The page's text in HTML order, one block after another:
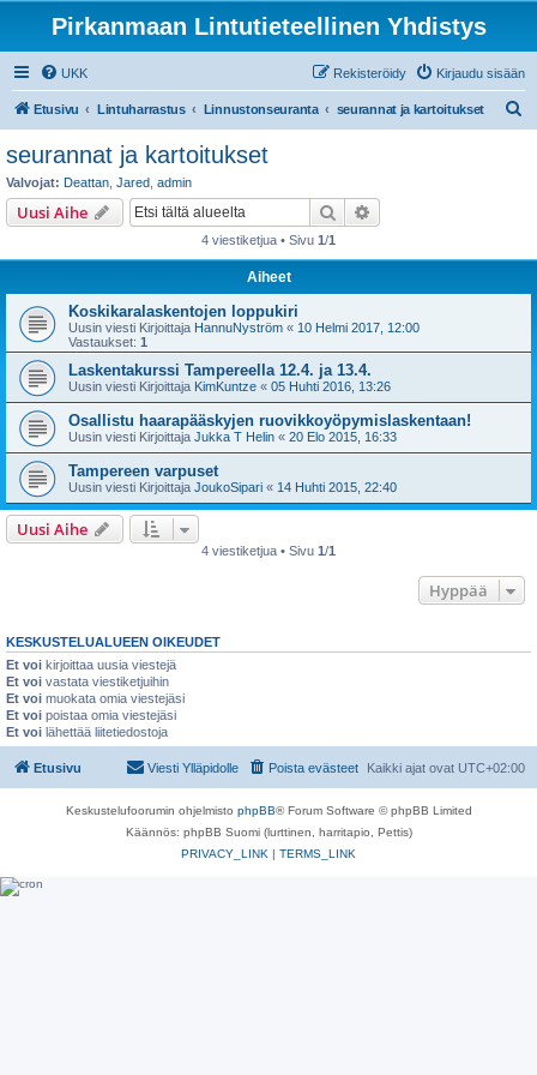
Pirkanmaan Lintutieteellinen Yhdistys
UKK Kirjaudu sisään
Rekisteröidy
Etusivu Lintuharrastus Linnustonseuranta seurannat ja kartoitukset
seurannat ja kartoitukset
Valvojat: Deattan Jared admin
Uusi Aihe Etsi
4 viestiketjua • Sivu 1/1
Aiheet
Koskikaralaskentojen loppukiri
Uusin viesti Kirjoittaja HannuNyström « 10 Helmi 2017, 12:00
Vastaukset: 1
Laskentakurssi Tampereella 12.4. ja 13.4.
Uusin viesti Kirjoittaja KimKuntze « 05 Huhti 2016, 13:26
Osallistu haarapääskyjen ruovikkoyöpymislaskentaan!
Uusin viesti Kirjoittaja Jukka T Helin « 20 Elo 2015, 16:33
Tampereen varpuset
Uusin viesti Kirjoittaja JoukoSipari « 14 Huhti 2015, 22:40
Uusi Aihe
4 viestiketjua • Sivu 1/1
Hyppää
KESKUSTELUALUEEN OIKEUDET
Et voi kirjoittaa uusia viestejä
Et voi vastata viestiketjuihin
Et voi muokata omia viestejäsi
Et voi poistaa omia viestejäsi
Et voi lähettää liitetiedostoja
Etusivu Kaikki ajat ovat UTC+02:00
Poista evästeet
Viesti Ylläpidolle
Keskustelufoorumin ohjelmisto phpBB® Forum Software © phpBB Limited
Käännös: phpBB Suomi (lurttinen, harritapio, Pettis)
PRIVACY_LINK | TERMS_LINK